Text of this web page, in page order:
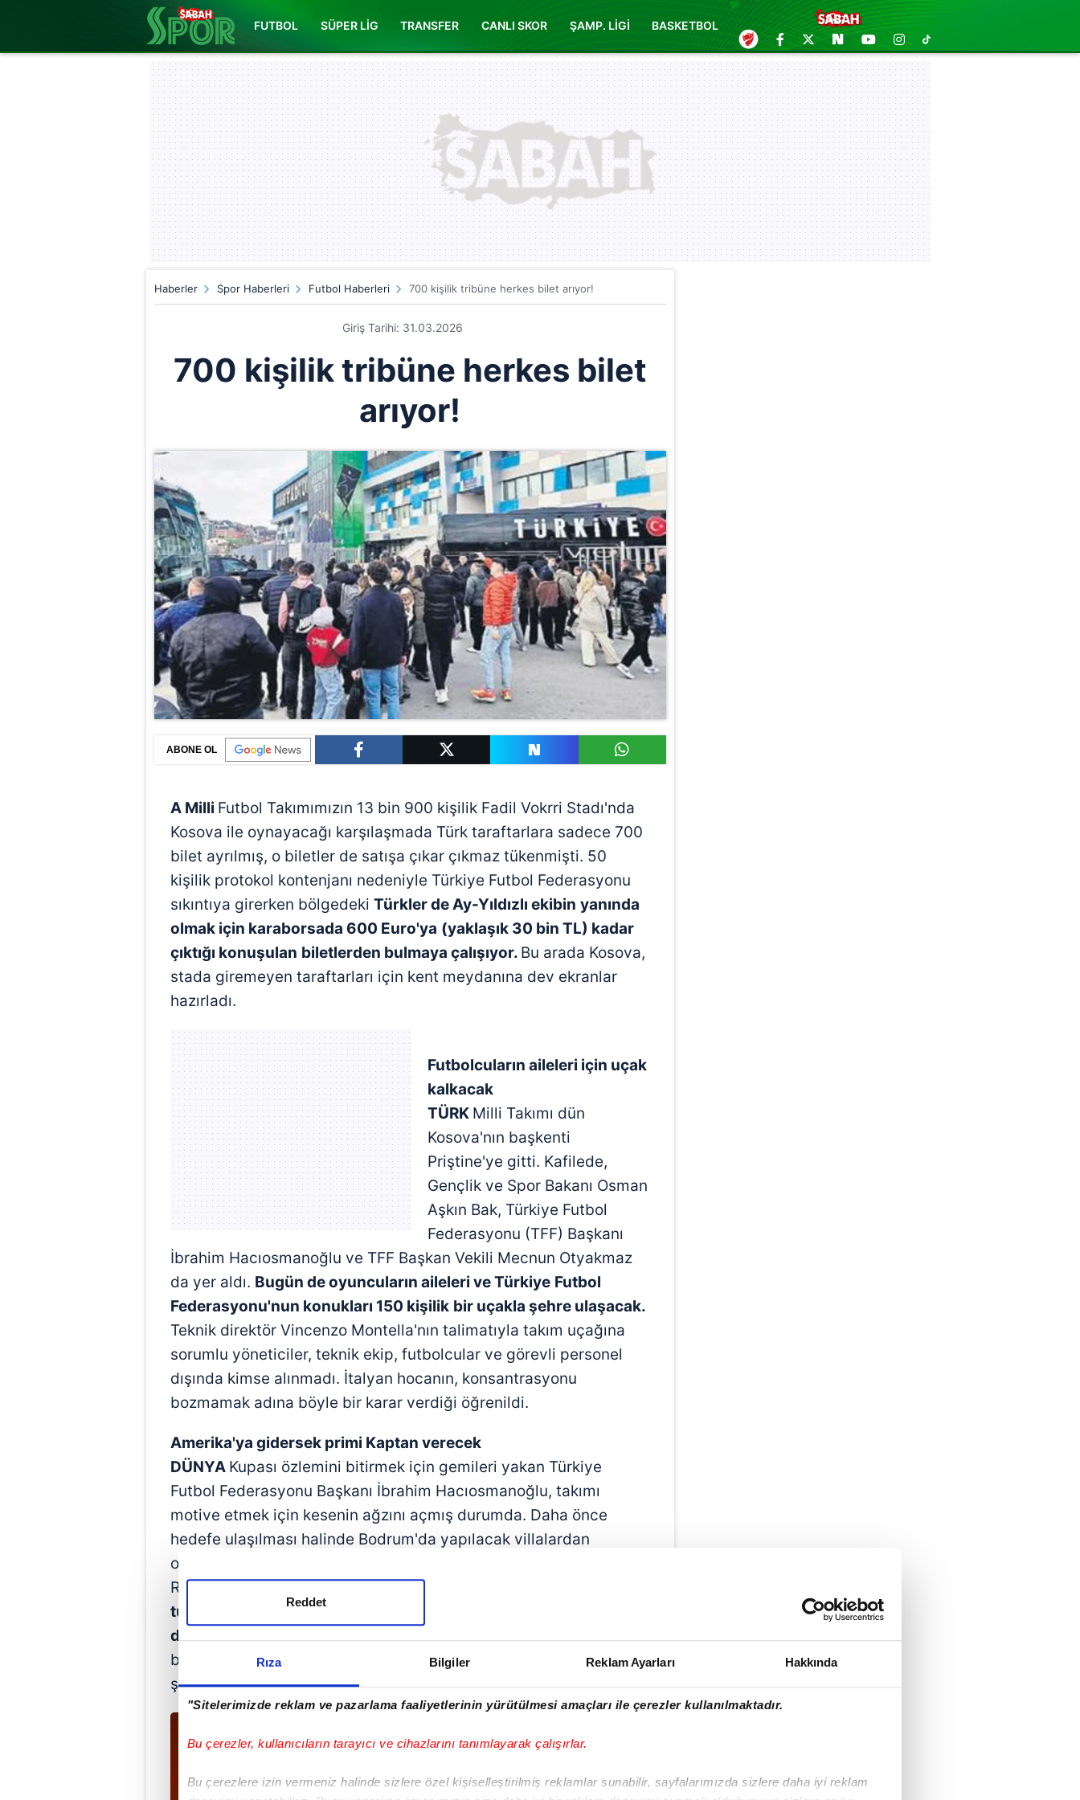
Rıza Bilgiler Reklam Ayarları Hakkında
"Sitelerimizde reklam ve pazarlama faaliyetlerinin yürütülmesi amaçları ile çerezler kullanılmaktadır.
Bu çerezler, kullanıcıların tarayıcı ve cihazlarını tanımlayarak çalışırlar.
Bu çerezlere izin vermeniz halinde sizlere özel kişiselleştirilmiş reklamlar sunabilir, sayfalarımızda sizlere daha iyi reklam
Reddet
FUTBOL SÜPER LİG TRANSFER CANLI SKOR ŞAMP. LİGİ BASKETBOL
Haberler Spor Haberleri Futbol Haberleri 700 kişilik tribüne herkes bilet arıyor!
Giriş Tarihi: 31.03.2026
700 kişilik tribüne herkes bilet
arıyor!
ABONE OL
A Milli Futbol Takımımızın 13 bin 900 kişilik Fadil Vokrri Stadı'nda
Kosova ile oynayacağı karşılaşmada Türk taraftarlara sadece 700
bilet ayrılmış, o biletler de satışa çıkar çıkmaz tükenmişti. 50
kişilik protokol kontenjanı nedeniyle Türkiye Futbol Federasyonu
sıkıntıya girerken bölgedeki Türkler de Ay-Yıldızlı ekibin yanında
olmak için karaborsada 600 Euro'ya (yaklaşık 30 bin TL) kadar
çıktığı konuşulan biletlerden bulmaya çalışıyor. Bu arada Kosova,
stada giremeyen taraftarları için kent meydanına dev ekranlar
hazırladı.
Futbolcuların aileleri için uçak
kalkacak
TÜRK Milli Takımı dün
Kosova'nın başkenti
Priştine'ye gitti. Kafilede,
Gençlik ve Spor Bakanı Osman
Aşkın Bak, Türkiye Futbol
Federasyonu (TFF) Başkanı
İbrahim Hacıosmanoğlu ve TFF Başkan Vekili Mecnun Otyakmaz
da yer aldı. Bugün de oyuncuların aileleri ve Türkiye Futbol
Federasyonu'nun konukları 150 kişilik bir uçakla şehre ulaşacak.
Teknik direktör Vincenzo Montella'nın talimatıyla takım uçağına
sorumlu yöneticiler, teknik ekip, futbolcular ve görevli personel
dışında kimse alınmadı. İtalyan hocanın, konsantrasyonu
bozmamak adına böyle bir karar verdiği öğrenildi.
Amerika'ya gidersek primi Kaptan verecek
DÜNYA Kupası özlemini bitirmek için gemileri yakan Türkiye
Futbol Federasyonu Başkanı İbrahim Hacıosmanoğlu, takımı
motive etmek için kesenin ağzını açmış durumda. Daha önce
hedefe ulaşılması halinde Bodrum'da yapılacak villalardan
oyunculara hediye edileceğini söyleyen Hacıosmanoğlu'nun,
Romanya maçı sonrasıAy-Yıldızlılara, "Ben verdiğim
tutarım. Siz bizi Amerika'ya götürün.
dediği öğrenildi.Federasyon kaynaklarından alınan bilgiye göre;
bu konuda yetkili Hakan Çalhanoğlu olacak ve onun belirleyeceği
şekilde Dünya Kupası ödülü dağıtılacak.